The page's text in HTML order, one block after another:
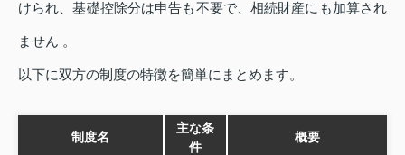
けられ、基礎控除分は申告も不要で、相続財産にも加算され
ません 。
以下に双方の制度の特徴を簡単にまとめます。
制度名
主な条
件
概要